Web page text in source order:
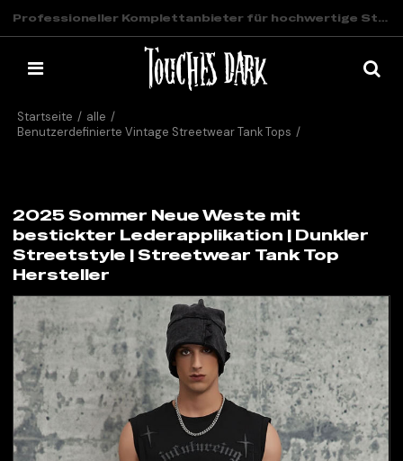
Professioneller Komplettanbieter für hochwertige Streetwear
Startseite / alle /
Benutzerdefinierte Vintage Streetwear Tank Tops /
2025 Sommer Neue Weste mit
bestickter Lederapplikation | Dunkler
Streetstyle | Streetwear Tank Top
Hersteller